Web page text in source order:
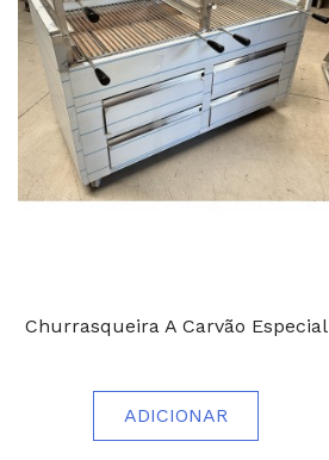
Churrasqueira A Carvão Especial
ADICIONAR